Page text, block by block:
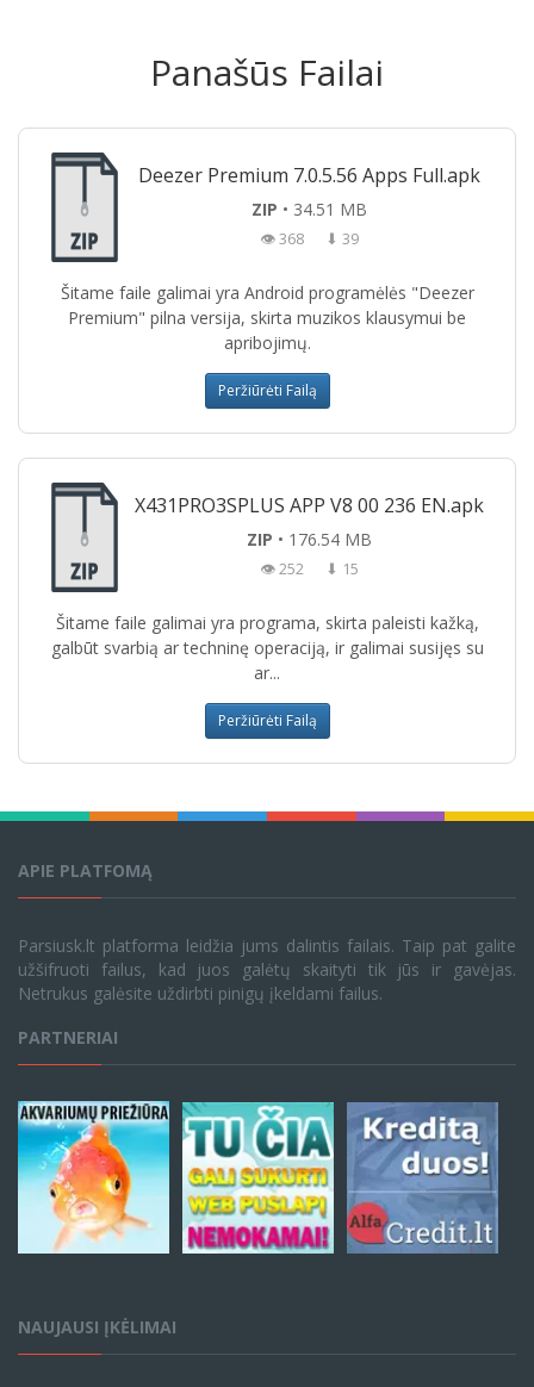
Panašūs Failai
Deezer Premium 7.0.5.56 Apps Full.apk
ZIP • 34.51 MB
👁 368 ⬇ 39
Šitame faile galimai yra Android programėlės "Deezer
Premium" pilna versija, skirta muzikos klausymui be
apribojimų.
Peržiūrėti Failą
X431PRO3SPLUS APP V8 00 236 EN.apk
ZIP • 176.54 MB
👁 252 ⬇ 15
Šitame faile galimai yra programa, skirta paleisti kažką,
galbūt svarbią ar techninę operaciją, ir galimai susijęs su
ar...
Peržiūrėti Failą
APIE PLATFOMĄ
Parsiusk.lt platforma leidžia jums dalintis failais. Taip pat galite
užšifruoti failus, kad juos galėtų skaityti tik jūs ir gavėjas.
Netrukus galėsite uždirbti pinigų įkeldami failus.
PARTNERIAI
NAUJAUSI ĮKĖLIMAI